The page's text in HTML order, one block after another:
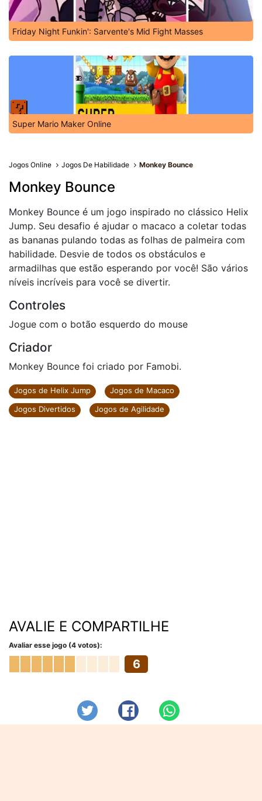
Friday Night Funkin': Sarvente's Mid Fight Masses
Super Mario Maker Online
Jogos Online Jogos De Habilidade Monkey Bounce
Monkey Bounce
Monkey Bounce é um jogo inspirado no clássico Helix
Jump. Seu desafio é ajudar o macaco a coletar todas
as bananas pulando todas as folhas de palmeira com
habilidade. Desvie de todos os obstáculos e
armadilhas que estão esperando por você! São vários
níveis incríveis para você se divertir.
Controles
Jogue com o botão esquerdo do mouse
Criador
Monkey Bounce foi criado por Famobi.
Jogos de Helix Jump
Jogos de Macaco
Jogos Divertidos
Jogos de Agilidade
AVALIE E COMPARTILHE
Avaliar esse jogo (4 votos):
6